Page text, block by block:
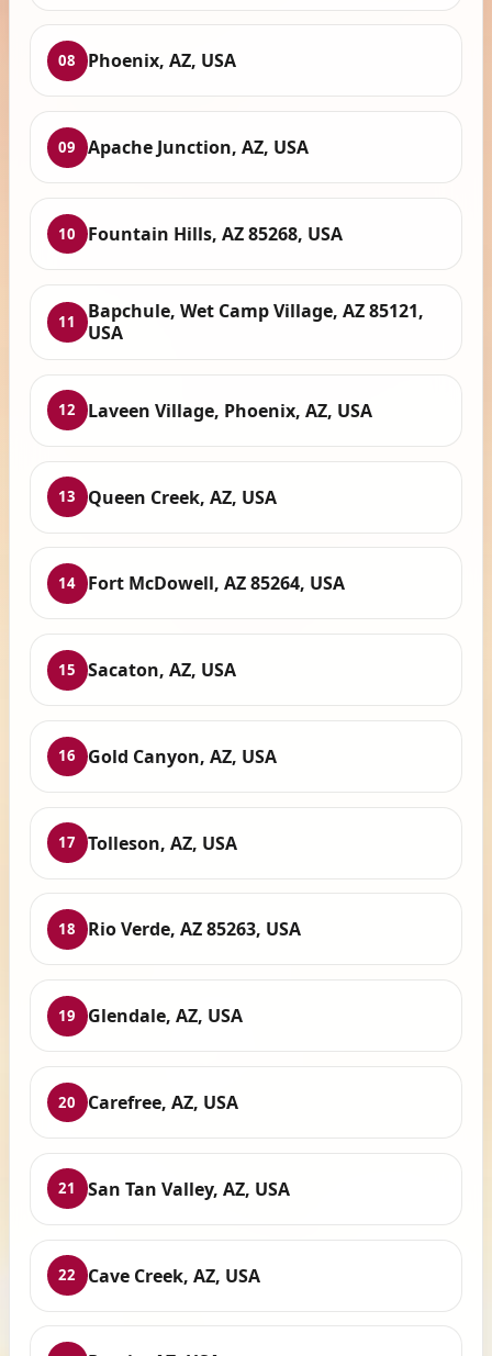
08 Phoenix, AZ, USA
09 Apache Junction, AZ, USA
10 Fountain Hills, AZ 85268, USA
11
Bapchule, Wet Camp Village, AZ 85121,
USA
12 Laveen Village, Phoenix, AZ, USA
13 Queen Creek, AZ, USA
14 Fort McDowell, AZ 85264, USA
15 Sacaton, AZ, USA
16 Gold Canyon, AZ, USA
17 Tolleson, AZ, USA
18 Rio Verde, AZ 85263, USA
19 Glendale, AZ, USA
20 Carefree, AZ, USA
21 San Tan Valley, AZ, USA
22 Cave Creek, AZ, USA